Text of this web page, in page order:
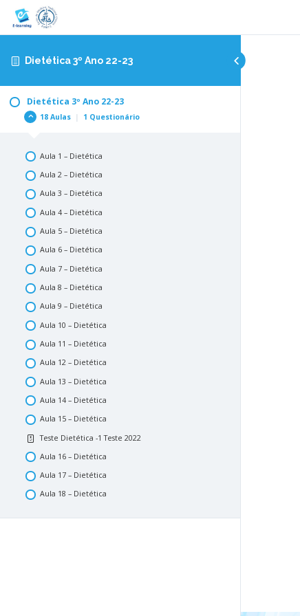
Dietética 3º Ano 22-23
Dietética 3º Ano 22-23
18 Aulas | 1 Questionário
Aula 1 – Dietética
Aula 2 – Dietética
Aula 3 – Dietética
Aula 4 – Dietética
Aula 5 – Dietética
Aula 6 – Dietética
Aula 7 – Dietética
Aula 8 – Dietética
Aula 9 – Dietética
Aula 10 – Dietética
Aula 11 – Dietética
Aula 12 – Dietética
Aula 13 – Dietética
Aula 14 – Dietética
Aula 15 – Dietética
Teste Dietética -1 Teste 2022
Aula 16 – Dietética
Aula 17 – Dietética
Aula 18 – Dietética